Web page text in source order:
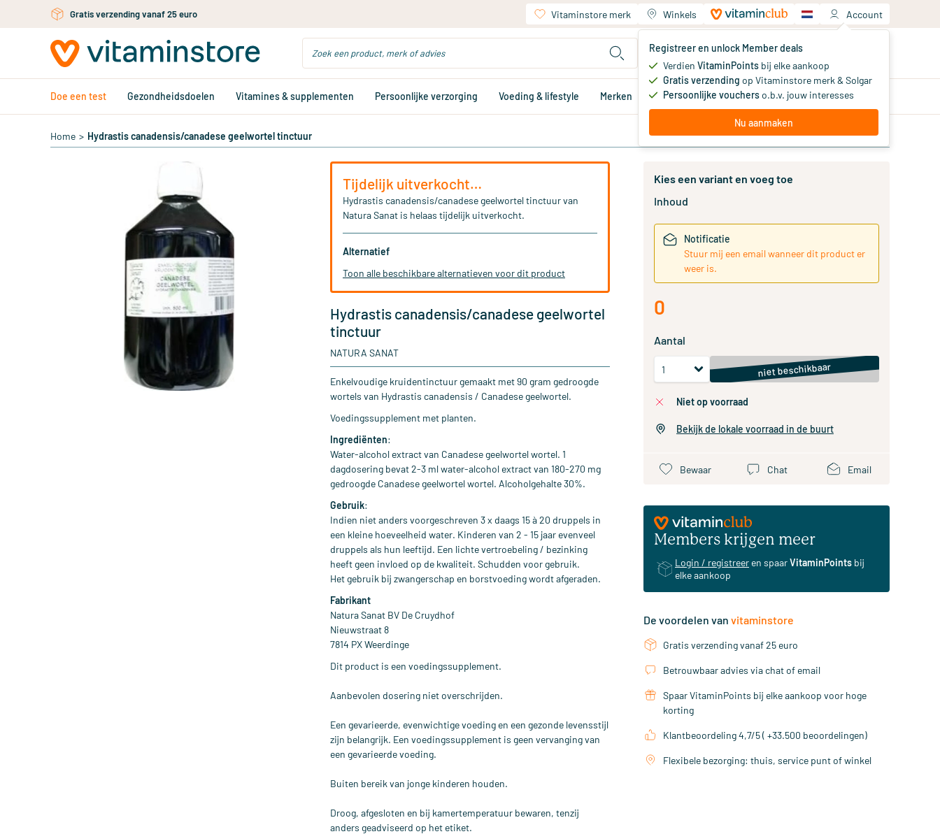
Ga naar de hoofdinhoudGratis persoonlijk advies via chat of email Vitaminstore merk Winkels Account
Registreer en unlock Member deals
Verdien VitaminPoints bij elke aankoop
Gratis verzending op Vitaminstore merk & Solgar
Persoonlijke voucherso.b.v. jouw interesses
Nu aanmaken
Jouw winkelwagen
Je hebt nog geen producten
Doe een test Gezondheidsdoelen Vitamines & supplementen Persoonlijke verzorging Voeding & lifestyle Merken Aanbiedingen Memberdeals
Home > Hydrastis canadensis/canadese geelwortel tinctuur
Tijdelijk uitverkocht…
Hydrastis canadensis/canadese geelwortel tinctuur van
Natura Sanat is helaas tijdelijk uitverkocht.
Alternatief
Toon alle beschikbare alternatieven voor dit product
Hydrastis canadensis/canadese geelwortel
tinctuur
NATURA SANAT
Enkelvoudige kruidentinctuur gemaakt met 90 gram gedroogde
wortels van Hydrastis canadensis / Canadese geelwortel.
Voedingssupplement met planten.
Ingrediënten:
Water-alcohol extract van Canadese geelwortel wortel. 1
dagdosering bevat 2-3 ml water-alcohol extract van 180-270 mg
gedroogde Canadese geelwortel wortel. Alcoholgehalte 30%.
Gebruik:
Indien niet anders voorgeschreven 3 x daags 15 à 20 druppels in
een kleine hoeveelheid water. Kinderen van 2 - 15 jaar evenveel
druppels als hun leeftijd. Een lichte vertroebeling / bezinking
heeft geen invloed op de kwaliteit. Schudden voor gebruik.
Het gebruik bij zwangerschap en borstvoeding wordt afgeraden.
Fabrikant
Natura Sanat BV De Cruydhof
Nieuwstraat 8
7814 PX Weerdinge
Dit product is een voedingssupplement.
Aanbevolen dosering niet overschrijden.
Een gevarieerde, evenwichtige voeding en een gezonde levensstijl
zijn belangrijk. Een voedingssupplement is geen vervanging van
een gevarieerde voeding.
Buiten bereik van jonge kinderen houden.
Droog, afgesloten en bij kamertemperatuur bewaren, tenzij
anders geadviseerd op het etiket.
Kies een variant en voeg toe
Inhoud
Notificatie
Stuur mij een email wanneer dit product er
weer is.
0
Aantal
niet beschikbaar
niet op voorraad
Bekijk de lokale voorraad in de buurt
Bewaar Chat Email
Members krijgen meer
Login / registreer en spaarVitaminPoints bij
elke aankoop
De voordelen van vitaminstore
Gratis verzending vanaf 25 euro
Betrouwbaar advies via chat of email
Spaar VitaminPoints bij elke aankoop voor hoge
korting
Klantbeoordeling 4,7/5 ( +33.500 beoordelingen)
Flexibele bezorging: thuis, service punt of winkel